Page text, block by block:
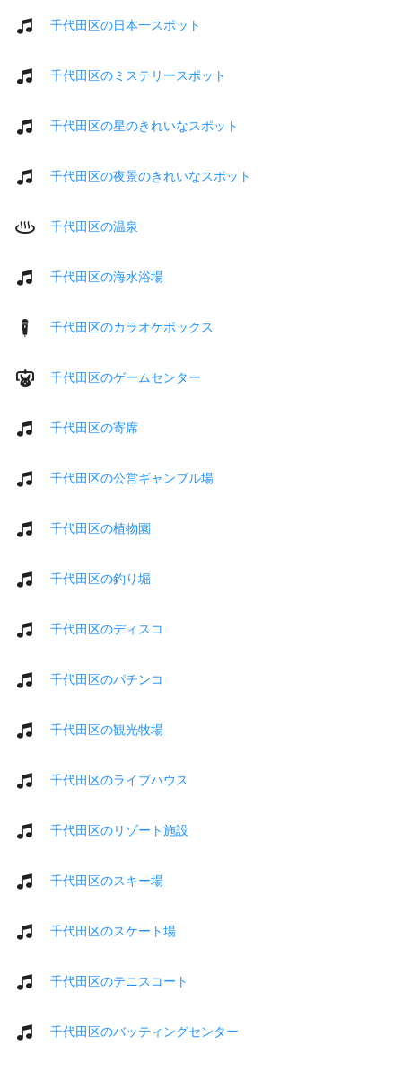
千代田区の日本一スポット
千代田区のミステリースポット
千代田区の星のきれいなスポット
千代田区の夜景のきれいなスポット
千代田区の温泉
千代田区の海水浴場
千代田区のカラオケボックス
千代田区のゲームセンター
千代田区の寄席
千代田区の公営ギャンブル場
千代田区の植物園
千代田区の釣り堀
千代田区のディスコ
千代田区のパチンコ
千代田区の観光牧場
千代田区のライブハウス
千代田区のリゾート施設
千代田区のスキー場
千代田区のスケート場
千代田区のテニスコート
千代田区のバッティングセンター